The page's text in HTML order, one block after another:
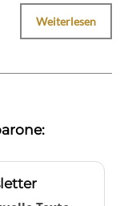
Weiterlesen